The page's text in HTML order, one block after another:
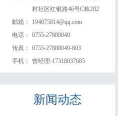
村社区红银路46号C栋202
邮箱：
194075814@qq.com
电话：
0755-27888049
传真：
0755-27888049-803
手机：
曾经理-17318037685
新闻动态